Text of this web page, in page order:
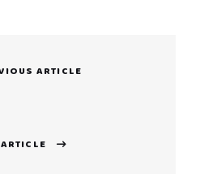
ARTICLE